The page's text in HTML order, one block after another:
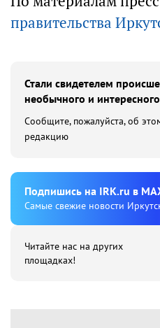
правительства
Стали свидетелем
необычного и
Сообщите, пожалуйста, об
редакцию
Подпишиcь на IRK.ru в
Cамые свежие новости
Читайте нас на других
площадках!